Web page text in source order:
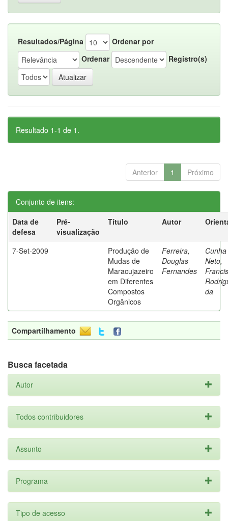
Resultados/Página
Ordenar por
Ordenar
Registro(s)
Resultado 1-1 de 1.
Anterior 1 Próximo
Conjunto de itens:
Data de
defesa
Pré-
visualização
Título Autor
7-Set-2009
Produção de
Mudas de
Maracujazeiro
em Diferentes
Compostos
Orgânicos
Ferreira,
Douglas
Fernandes
Cunha
Neto,
da
Compartilhamento
Busca facetada
Autor
Todos contribuidores
Assunto
Programa
Tipo de acesso